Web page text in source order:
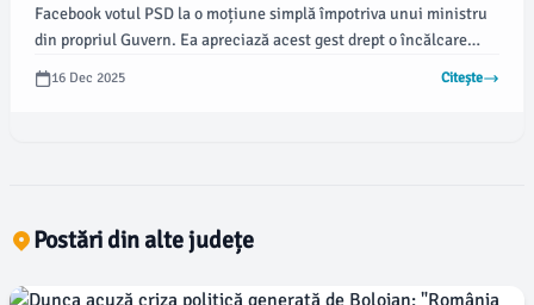
Facebook votul PSD la o moțiune simplă împotriva unui ministru
din propriul Guvern. Ea apreciază acest gest drept o încălcare
flagrantă a acordului de coaliție, care interzice partidelor aflate
la guvernare să își voteze moțiuni unele împotriva altora.
16 Dec 2025 Citește
Postări din alte județe